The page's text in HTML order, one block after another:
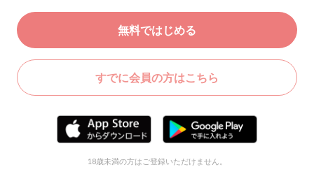
無料ではじめる
すでに会員の方はこちら
18歳未満の方はご登録いただけません。